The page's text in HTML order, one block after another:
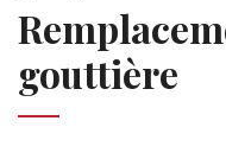
gouttière